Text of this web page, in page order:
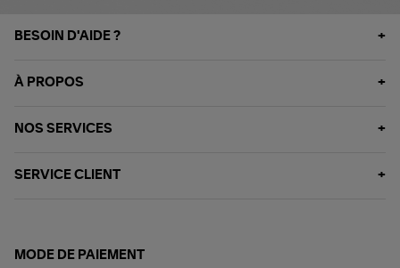
BESOIN D'AIDE ?
À PROPOS
NOS SERVICES
SERVICE CLIENT
MODE DE PAIEMENT